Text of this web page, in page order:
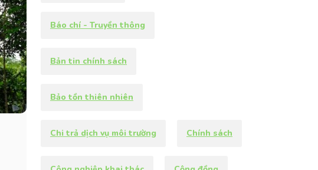
Báo chí - Truyền thông
Bản tin chính sách
Bảo tồn thiên nhiên
Chi trả dịch vụ môi trường Chính sách